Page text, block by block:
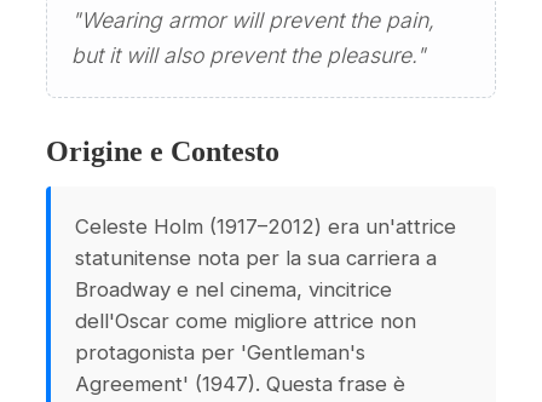
"Wearing armor will prevent the pain,
but it will also prevent the pleasure."
Origine e Contesto
Celeste Holm (1917–2012) era un'attrice
statunitense nota per la sua carriera a
Broadway e nel cinema, vincitrice
dell'Oscar come migliore attrice non
protagonista per 'Gentleman's
Agreement' (1947). Questa frase è